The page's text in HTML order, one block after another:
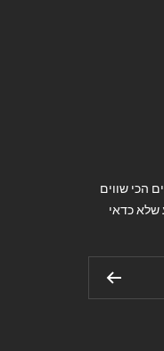
הכי שווים
שלא כדאי